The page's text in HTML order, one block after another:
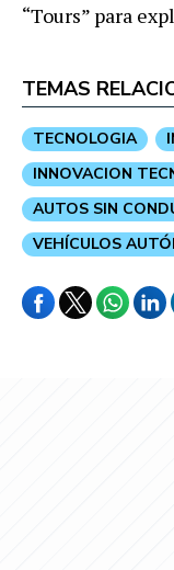
“Tours” para
TEMAS
TECNOLOGIA
INNOVACION
AUTOS SIN
VEHÍCULOS